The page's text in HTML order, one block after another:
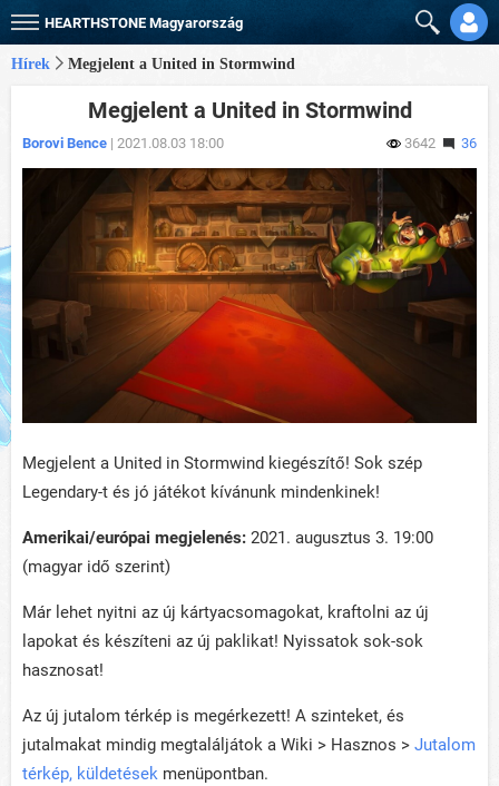
HEARTHSTONE Magyarország
Hírek Megjelent a United in Stormwind
Megjelent a United in Stormwind
Borovi Bence | 2021.08.03 18:00 3642 36
Megjelent a United in Stormwind kiegészítő! Sok szép
Legendary-t és jó játékot kívánunk mindenkinek!
Amerikai/európai megjelenés: 2021. augusztus 3. 19:00
(magyar idő szerint)
Már lehet nyitni az új kártyacsomagokat, kraftolni az új
lapokat és készíteni az új paklikat! Nyissatok sok-sok
hasznosat!
Az új jutalom térkép is megérkezett! A szinteket, és
jutalmakat mindig megtaláljátok a Wiki > Hasznos > Jutalom
térkép, küldetések menüpontban.